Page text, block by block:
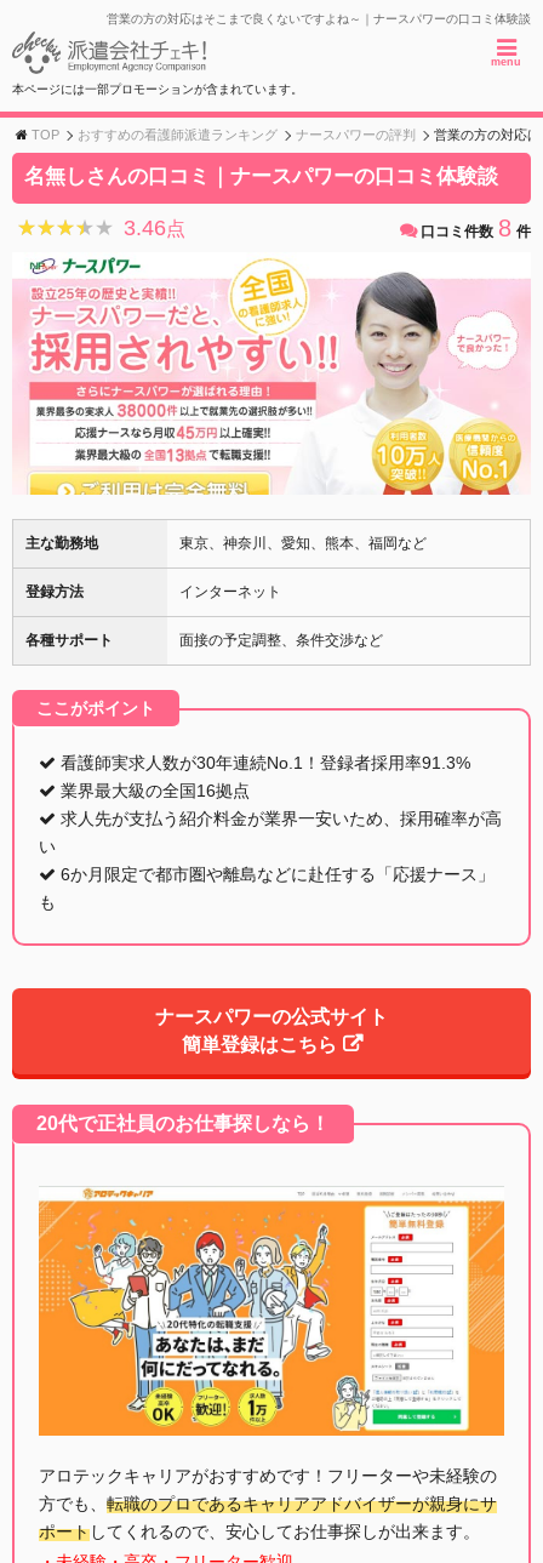
営業の方の対応はそこまで良くないですよね～｜ナースパワーの口コミ体験談
menu
本ページには一部プロモーションが含まれています。
TOP おすすめの看護師派遣ランキング ナースパワーの評判 営業の方の対応
名無しさんの口コミ｜ナースパワーの口コミ体験談
★★★★★
★★★★★ 3.46点 口コミ件数 8 件
主な勤務地 東京、神奈川、愛知、熊本、福岡など
登録方法 インターネット
各種サポート 面接の予定調整、条件交渉など
ここがポイント
看護師実求人数が30年連続No.1！登録者採用率91.3%
業界最大級の全国16拠点
求人先が支払う紹介料金が業界一安いため、採用確率が高
い
6か月限定で都市圏や離島などに赴任する「応援ナース」
も
ナースパワーの公式サイト
簡単登録はこちら
20代で正社員のお仕事探しなら！
アロテックキャリアがおすすめです！フリーターや未経験の
方でも、 転職のプロであるキャリアアドバイザーが親身にサ
ポートしてくれるので、安心してお仕事探しが出来ます。